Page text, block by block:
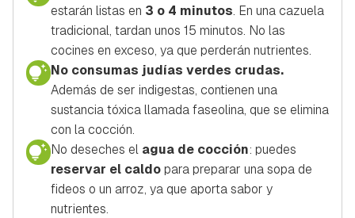
estarán listas en 3 o 4 minutos. En una cazuela
tradicional, tardan unos 15 minutos. No las
cocines en exceso, ya que perderán nutrientes.
No consumas judías verdes crudas.
Además de ser indigestas, contienen una
sustancia tóxica llamadafaseolina, que se elimina
con la cocción.
No deseches el agua de cocción: puedes
reservar el caldopara preparar una sopa de
fideos o un arroz, ya que aporta sabor y
nutrientes.